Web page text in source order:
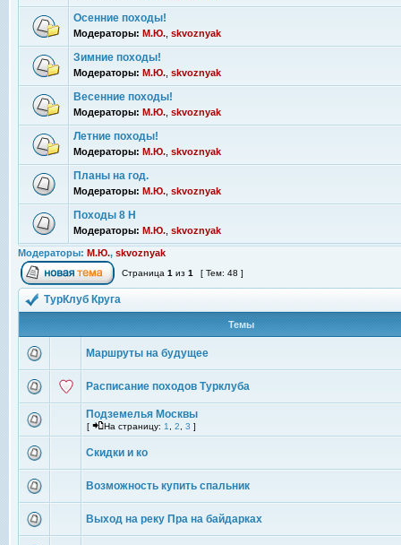
Осенние походы!
Модераторы: М.Ю. skvoznyak
Зимние походы!
Модераторы: М.Ю. skvoznyak
Весенние походы!
Модераторы: М.Ю. skvoznyak
Летние походы!
Модераторы: М.Ю. skvoznyak
Планы на год.
Модераторы: М.Ю. skvoznyak
Походы 8 Н
Модераторы: М.Ю. skvoznyak
Модераторы: М.Ю., skvoznyak
Страница 1 из 1 [ Тем: 48 ]
ТурКлуб Круга
Темы
Маршруты на будущее
Расписание походов Турклуба
Подземелья Москвы
[ На страницу: 1 2 3 ]
Скидки и ко
Возможность купить спальник
Выход на реку Пра на байдарках